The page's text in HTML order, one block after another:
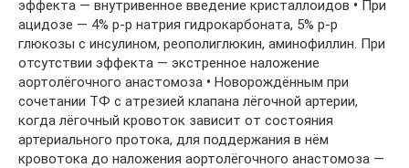
эффекта — внутривенное введение кристаллоидов • При
ацидозе — 4% р-р натрия гидрокарбоната, 5% р-р
глюкозы с инсулином, реополиглюкин, аминофиллин. При
отсутствии эффекта — экстренное наложение
аортолёгочного анастомоза • Новорождённым при
сочетании ТФ с атрезией клапана лёгочной артерии,
когда лёгочный кровоток зависит от состояния
артериального протока, для поддержания в нём
кровотока до наложения аортолёгочного анастомоза —